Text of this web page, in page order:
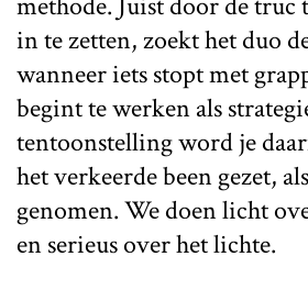
in te zetten, zoekt het duo
wanneer iets stopt met
begint te werken als
tentoonstelling word je
het verkeerde been gezet,
genomen. We doen licht
en serieus over het lichte.